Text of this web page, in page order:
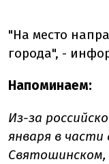
"На место
города", -
Напоминаем:
Из-за
января в части
Святошинском,